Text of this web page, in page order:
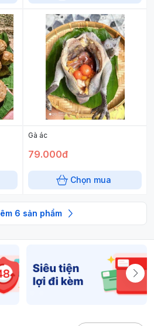
Gà ác
79.000đ
Chọn mua
6 sản phẩm